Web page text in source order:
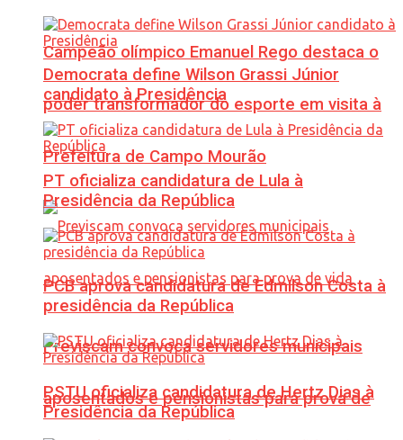
Campeão olímpico Emanuel Rego destaca o
poder transformador do esporte em visita à
Prefeitura de Campo Mourão
Previscam convoca servidores municipais
aposentados e pensionistas para prova de
Democrata define Wilson Grassi Júnior
candidato à Presidência
PT oficializa candidatura de Lula à
Presidência da República
PCB aprova candidatura de Edmilson Costa à
presidência da República
PSTU oficializa candidatura de Hertz Dias à
Presidência da República